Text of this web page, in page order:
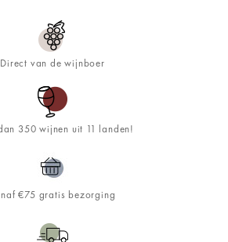
Direct van de wijnboer
350 wijnen uit 11 landen!
€75 gratis bezorging